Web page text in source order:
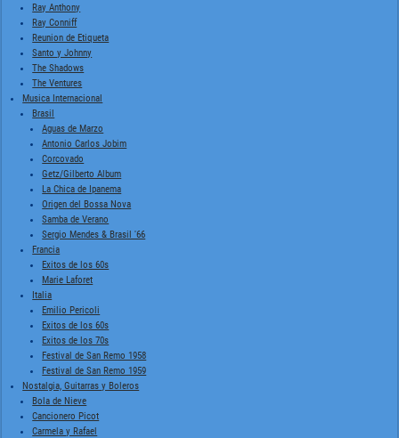
Ray Anthony
Ray Conniff
Reunion de Etiqueta
Santo y Johnny
The Shadows
The Ventures
Musica Internacional
Brasil
Aguas de Marzo
Antonio Carlos Jobim
Corcovado
Getz/Gilberto Album
La Chica de Ipanema
Origen del Bossa Nova
Samba de Verano
Sergio Mendes & Brasil '66
Francia
Exitos de los 60s
Marie Laforet
Italia
Emilio Pericoli
Exitos de los 60s
Exitos de los 70s
Festival de San Remo 1958
Festival de San Remo 1959
Nostalgia, Guitarras y Boleros
Bola de Nieve
Cancionero Picot
Carmela y Rafael